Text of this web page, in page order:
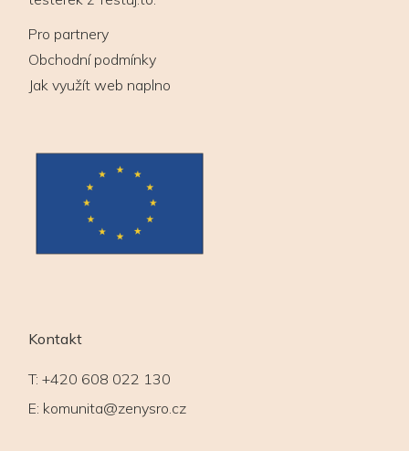
Pro partnery
Obchodní podmínky
Jak využít web naplno
Kontakt
T: +420 608 022 130
E: komunita@zenysro.cz